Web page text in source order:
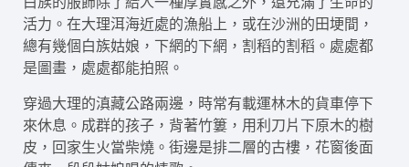
活力。在大理洱海近處的漁船上，或在沙洲的田埂間，
總有幾個白族姑娘，下網的下網，割稻的割稻。處處都
是圖畫，處處都能拍照。
穿過大理的滇藏公路兩邊，時常有載運林木的貨車停下
來休息。成群的孩子，背著竹簍，用利刀片下原木的樹
皮，回家生火當柴燒。街邊是排二層的古樓，花窗後面